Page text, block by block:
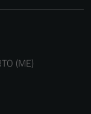
(ME)